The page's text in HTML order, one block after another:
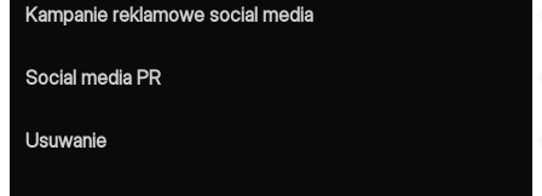
Kampanie reklamowe social media
Social media PR
Usuwanie